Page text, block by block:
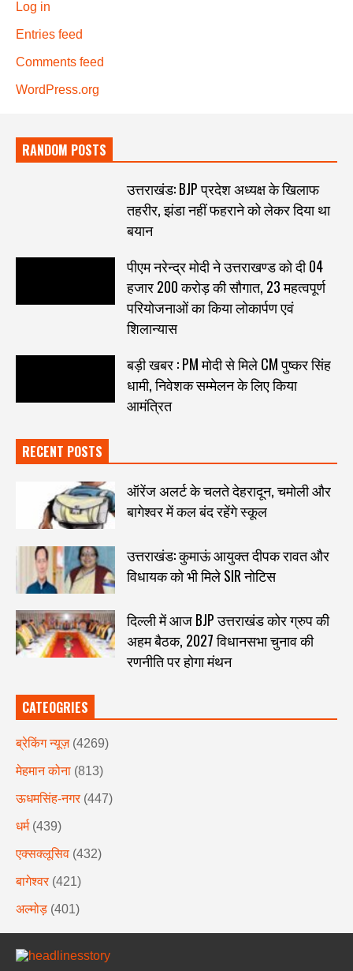
Log in
Entries feed
Comments feed
WordPress.org
RANDOM POSTS
उत्तराखंड: BJP प्रदेश अध्यक्ष के खिलाफ
तहरीर, झंडा नहीं फहराने को लेकर दिया था
बयान
पीएम नरेन्द्र मोदी ने उत्तराखण्ड को दी 04
हजार 200 करोड़ की सौगात, 23 महत्वपूर्ण
परियोजनाओं का किया लोकार्पण एवं
शिलान्यास
बड़ी खबर : PM मोदी से मिले CM पुष्कर सिंह
धामी, निवेशक सम्मेलन के लिए किया
आमंत्रित
RECENT POSTS
ऑरेंज अलर्ट के चलते देहरादून, चमोली और
बागेश्वर में कल बंद रहेंगे स्कूल
उत्तराखंड: कुमाऊं आयुक्त दीपक रावत और
विधायक को भी मिले SIR नोटिस
दिल्ली में आज BJP उत्तराखंड कोर ग्रुप की
अहम बैठक, 2027 विधानसभा चुनाव की
रणनीति पर होगा मंथन
CATEOGRIES
ब्रेकिंग न्यूज़ (4269)
मेहमान कोना (813)
ऊधमसिंह-नगर (447)
धर्म (439)
एक्सक्लूसिव (432)
बागेश्वर (421)
अल्मोड़ (401)